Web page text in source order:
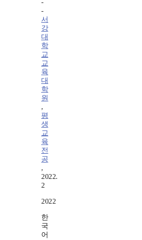
-
-
서
강
대
학
교
교
육
대
학
원
,
평
생
교
육
전
공
,
2022.
2
2022
한
국
어